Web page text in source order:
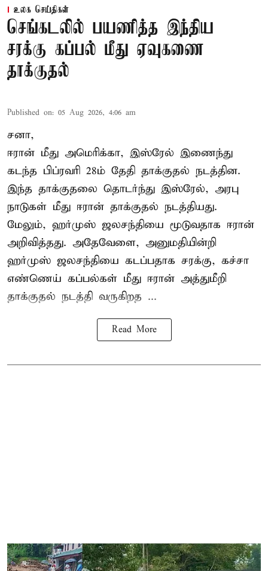
உலக செய்திகள்
செங்கடலில் பயணித்த இந்திய
சரக்கு கப்பல் மீது ஏவுகணை
தாக்குதல்
Published on: 05 Aug 2026, 4:06 am
சனா,
ஈரான் மீது அமெரிக்கா, இஸ்ரேல் இணைந்து
கடந்த பிப்ரவரி 28ம் தேதி தாக்குதல் நடத்தின.
இந்த தாக்குதலை தொடர்ந்து இஸ்ரேல், அரபு
நாடுகள் மீது ஈரான் தாக்குதல் நடத்தியது.
மேலும், ஹர்முஸ் ஜலசந்தியை மூடுவதாக ஈரான்
அறிவித்தது. அதேவேளை, அனுமதியின்றி
ஹர்முஸ் ஜலசந்தியை கடப்பதாக சரக்கு, கச்சா
எண்ணெய் கப்பல்கள் மீது ஈரான் அத்துமீறி
தாக்குதல் நடத்தி வருகிறத ...
Read More